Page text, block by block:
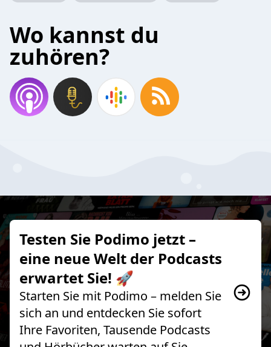
Wo kannst du
zuhören?
Testen Sie Podimo jetzt –
eine neue Welt der Podcasts
erwartet Sie! 🚀
Starten Sie mit Podimo – melden Sie
sich an und entdecken Sie sofort
Ihre Favoriten, Tausende Podcasts